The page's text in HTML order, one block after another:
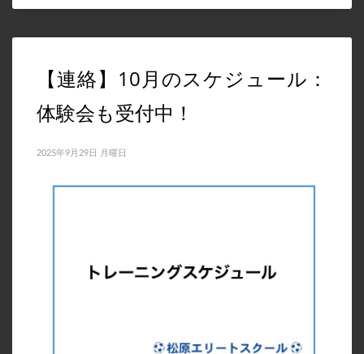
イベント告知
イベント実績
体験会
未分類
コメントフィード
【連絡】10月のスケジュール：
体験会も受付中！
2025年9月29日 月曜日